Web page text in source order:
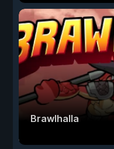
Brawlhalla